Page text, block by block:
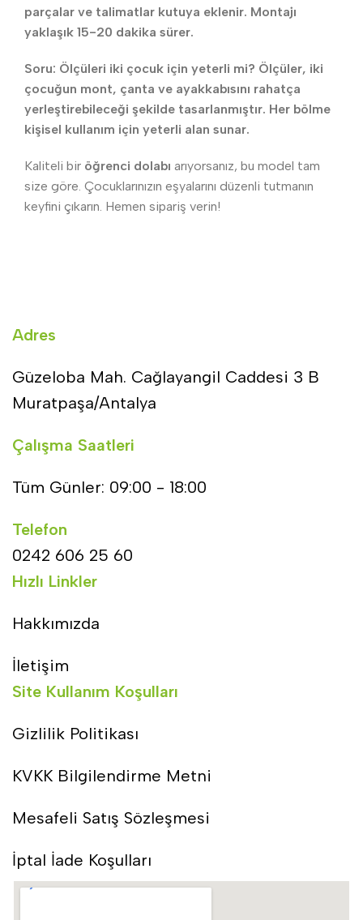
parçalar ve talimatlar kutuya eklenir. Montajı
yaklaşık 15-20 dakika sürer.
Soru: Ölçüleri iki çocuk için yeterli mi? Ölçüler, iki
çocuğun mont, çanta ve ayakkabısını rahatça
yerleştirebileceği şekilde tasarlanmıştır. Her bölme
kişisel kullanım için yeterli alan sunar.
Kaliteli bir öğrenci dolabı arıyorsanız, bu model tam
size göre. Çocuklarınızın eşyalarını düzenli tutmanın
keyfini çıkarın. Hemen sipariş verin!
Adres
Güzeloba Mah. Cağlayangil Caddesi 3 B
Muratpaşa/Antalya
Çalışma Saatleri
Tüm Günler: 09:00 - 18:00
Telefon
0242 606 25 60
Hızlı Linkler
Hakkımızda
İletişim
Site Kullanım Koşulları
Gizlilik Politikası
KVKK Bilgilendirme Metni
Mesafeli Satış Sözleşmesi
İptal İade Koşulları